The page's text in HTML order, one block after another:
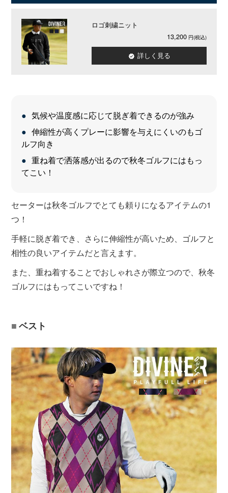
ロゴ刺繍ニット
13,200
詳しく見る
気候や温度感に応じて脱ぎ着できるのが強み
伸縮性が高くプレーに影響を与えにくいのもゴ
ルフ向き
重ね着で洒落感が出るので秋冬ゴルフにはもっ
てこい！
セーターは秋冬ゴルフでとても頼りになるアイテムの1
つ！
手軽に脱ぎ着でき、さらに伸縮性が高いため、ゴルフと
相性の良いアイテムだと言えます。
また、重ね着することでおしゃれさが際立つので、秋冬
ゴルフにはもってこいですね！
ベスト